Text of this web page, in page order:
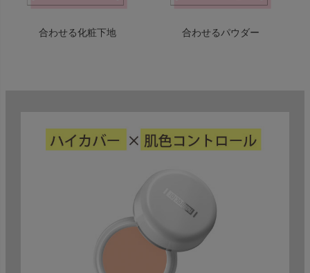
合わせる化粧下地 合わせるパウダー